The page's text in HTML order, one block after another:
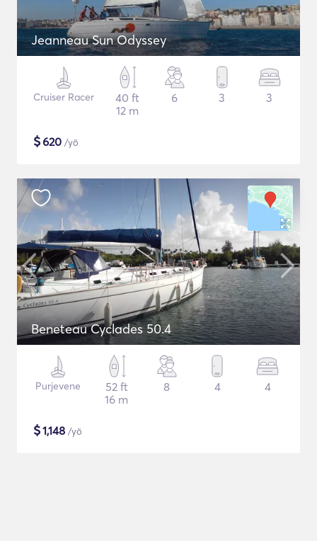
Jeanneau Sun Odyssey
Cruiser Racer
40 ft
12 m
6 3 3
$620 /yö
Beneteau Cyclades 50.4
Purjevene
52 ft
16 m
8 4 4
$1,148 /yö